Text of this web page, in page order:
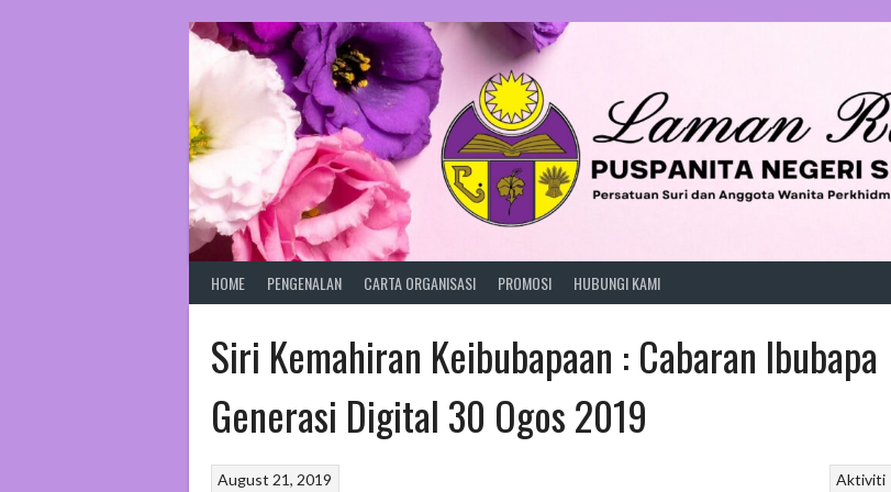
HOME PENGENALAN CARTA ORGANISASI PROMOSI HUBUNGI KAMI
Siri Kemahiran Keibubapaan : Cabaran Ibubapa
Generasi Digital 30 Ogos 2019
Aktiviti
August 21, 2019